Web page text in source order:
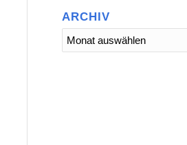
ARCHIV